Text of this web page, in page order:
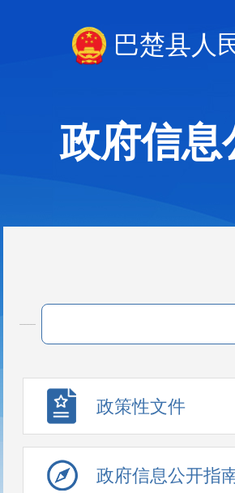
巴楚县人
政府信息
政策性文件
政府信息公开指